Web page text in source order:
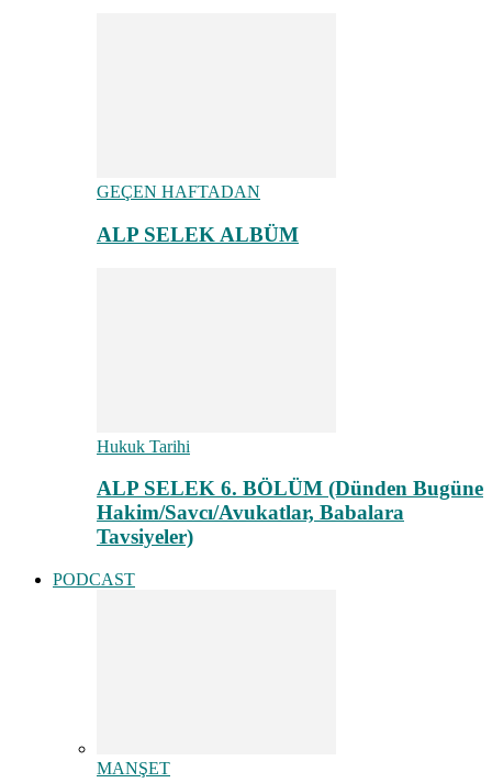
GEÇEN HAFTADAN
ALP SELEK ALBÜM
Hukuk Tarihi
ALP SELEK 6. BÖLÜM (Dünden Bugüne
Hakim/Savcı/Avukatlar, Babalara
Tavsiyeler)
PODCAST
MANŞET